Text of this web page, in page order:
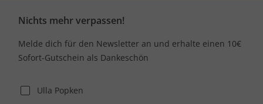
Nichts mehr verpassen!
Melde dich für den Newsletter an und erhalte einen 10€
Sofort-Gutschein als Dankeschön
Ulla Popken